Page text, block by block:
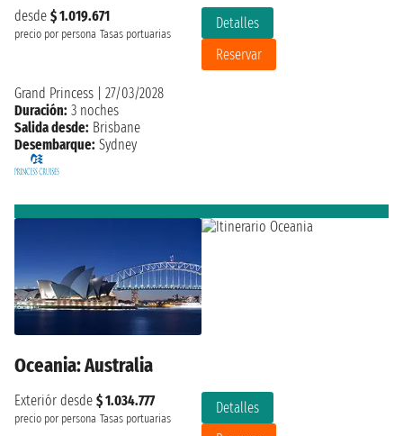
desde $ 1.019.671
precio por persona Tasas portuarias
Detalles
Reservar
Grand Princess
27/03/2028
Duración: 3 noches
Salida desde: Brisbane
Desembarque: Sydney
Oceania: Australia
Exteriór desde $ 1.034.777
precio por persona Tasas portuarias
Detalles